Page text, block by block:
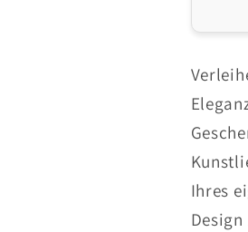
Ihres